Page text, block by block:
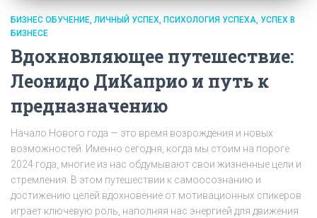
БИЗНЕС ОБУЧЕНИЕ ЛИЧНЫЙ УСПЕХ ПСИХОЛОГИЯ УСПЕХА УСПЕХ В
БИЗНЕСЕ
Вдохновляющее путешествие:
Леонидо ДиКаприо и путь к
предназначению
Начало Нового года — это время возрождения и новых
возможностей. Именно сегодня, когда мы стоим на пороге
2024 года, многие из нас обдумывают свои жизненные цели и
стремления. В этом путешествии к самоосознанию и
достижению целей вдохновение от мотивационных спикеров
играет ключевую роль, наполняя нас энергией для движения